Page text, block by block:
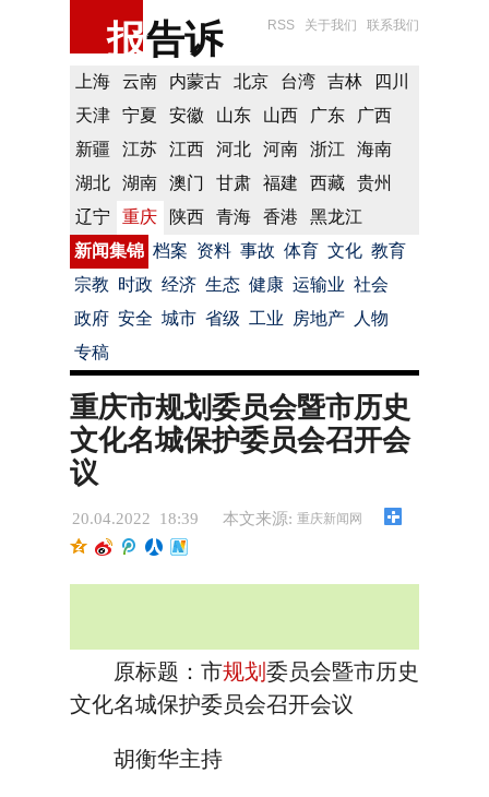
报告诉 RSS 关于我们 联系我们
上海 云南 内蒙古 北京 台湾 吉林
四川
天津
宁夏 安徽 山东 山西 广东
广西
新疆
江苏 江西 河北 河南 浙江
海南
湖北
湖南 澳门 甘肃 福建 西藏
贵州
辽宁
重庆 陕西 青海 香港
黑龙江
新闻集锦 档案 资料 事故 体育 文化 教育
宗教 时政 经济 生态 健康 运输业 社会
政府 安全 城市 省级 工业 房地产
人物
专稿
重庆市规划委员会暨市历史
文化名城保护委员会召开会
议
20.04.2022 18:39 本文来源: 重庆新闻网
原标题：市规划 委员会暨市历史
文化名城保护委员会召开会议
胡衡华主持